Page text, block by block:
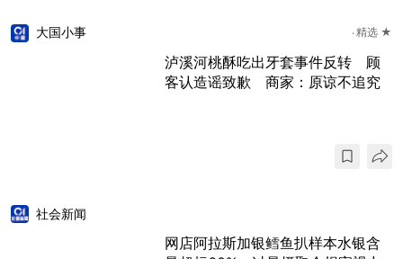
大国小事 精选 ★
泸溪河桃酥吃出牙套事件反转 顾
客认造谣致歉 商家：原谅不追究
社会新闻
网店阿拉斯加银鳕鱼扒样本水银含